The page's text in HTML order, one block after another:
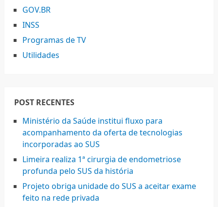
GOV.BR
INSS
Programas de TV
Utilidades
POST RECENTES
Ministério da Saúde institui fluxo para
acompanhamento da oferta de tecnologias
incorporadas ao SUS
Limeira realiza 1ª cirurgia de endometriose
profunda pelo SUS da história
Projeto obriga unidade do SUS a aceitar exame
feito na rede privada